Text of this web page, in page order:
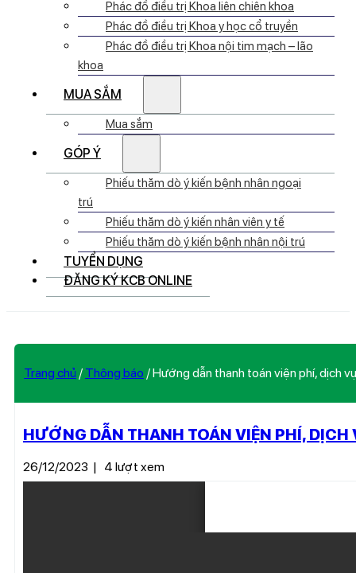
Phác đồ điều trị Khoa liên chiên khoa
Phác đồ điều trị Khoa y học cổ truyền
Phác đồ điều trị Khoa nội tim mạch – lão
khoa
MUA SẮM
Mua sắm
GÓP Ý
Phiếu thăm dò ý kiến bệnh nhân ngoại
trú
Phiếu thăm dò ý kiến nhân viên y tế
Phiếu thăm dò ý kiến bệnh nhân nội trú
TUYỂN DỤNG
ĐĂNG KÝ KCB ONLINE
Trang chủ / Thông báo /Hướng dẫn thanh toán viện phí, dịch
HƯỚNG DẪN THANH TOÁN VIỆN PHÍ,
26/12/2023 | 4 lượt xem